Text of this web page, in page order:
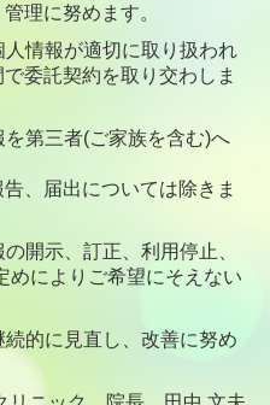
理に努めます。
情報が適切に取り扱われ
委託契約を取り交わしま
第三者(ご家族を含む)へ
、届出については除きま
開示、訂正、利用停止、
めによりご希望にそえない
的に見直し、改善に努め